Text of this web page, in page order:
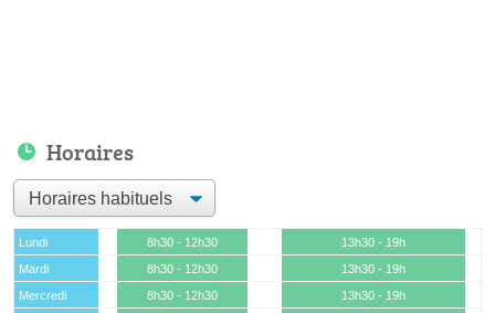
Horaires
Lundi 8h30 - 12h30
13h30 - 19h
Mardi
8h30 - 12h30
13h30 - 19h
Mercredi
8h30 - 12h30
13h30 - 19h